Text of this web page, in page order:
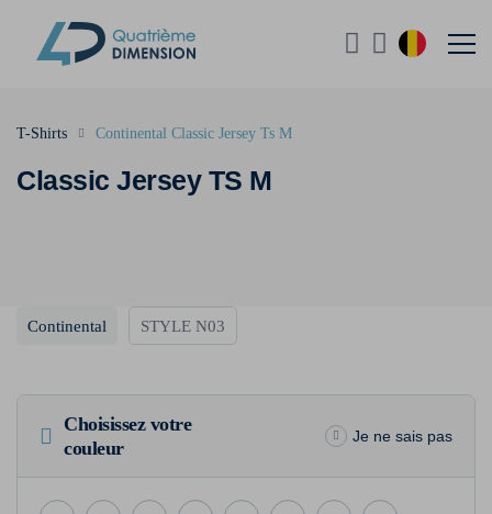
Classic Jersey TS M
T-Shirts Continental Classic Jersey Ts M
Continental STYLE N03
Choisissez votre
couleur
Je ne sais pas